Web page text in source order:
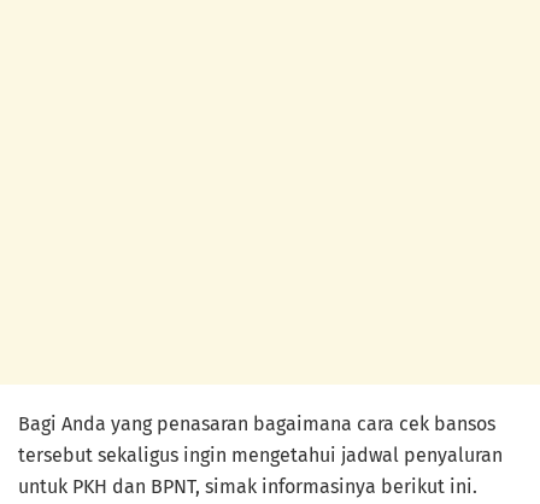
Bagi Anda yang penasaran bagaimana cara cek bansos
tersebut sekaligus ingin mengetahui jadwal penyaluran
untuk PKH dan BPNT, simak informasinya berikut ini.